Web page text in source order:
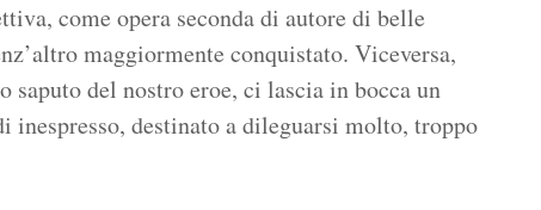
come opera seconda di autore di belle
maggiormente conquistato. Viceversa,
saputo del nostro eroe, ci lascia in bocca un
destinato a dileguarsi molto, troppo